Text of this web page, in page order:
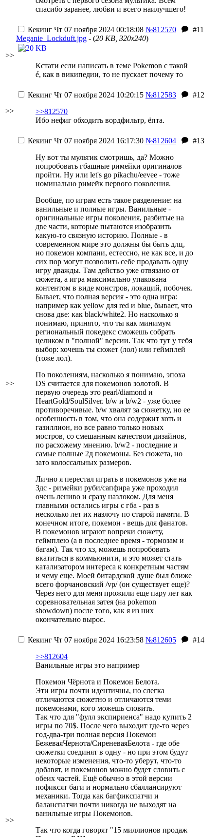
спасибо заранее, любви и всего наилучшего!
>>
Кекинг Чт 07 ноября 2024 00:18:08 №812570
#11
Meganie_Lockduft.jpg - (20 KB, 320x240)
Кстати если написать в теме Pokemon с такой
é, как в википедии, то не пускает почему то
>>
Кекинг Чт 07 ноября 2024 10:20:15 №812583
#12
>>812570
Ибо нефиг обходить вордфильтр, ёпта.
>>
Кекинг Чт 07 ноября 2024 16:17:30 №812604
#13
Ну вот ты мультик смотришь, да? Можно
попробовать гбашные римейки оригиналов
пройти. Ну или let's go pikachu/eevee - тоже
номинально римейк первого поколения.
Вообще, по играм есть такое разделение: на
ванильные и полные игры. Ванильные -
оригинальные игры поколения, разбитые на
две части, которые пытаются изобразить
какую-то связную историю. Полные - в
современном мире это должны бы быть длц,
но покемон компани, естессно, не как все, и до
сих пор могут позволить себе продавать одну
игру дважды. Там действо уже отвязано от
сюжета, а игра максимально упакована
контентом в виде монстров, локаций, побочек.
Бывает, что полная версия - это одна игра:
например как yellow для red и blue, бывает, что
снова две: как black/white2. Но насколько я
понимаю, принято, что ты как минимум
региональный покедекс сможешь собрать
целиком в "полной" версии. Так что тут у тебя
выбор: хочешь ты сюжет (лол) или геймплей
(тоже лол).
По поколениям, насколько я понимаю, эпоха
DS считается для покемонов золотой. В
первую очередь это pearl/diamond и
HeartGold/SoulSilver. b/w и b/w2 - уже более
противоречивые. b/w хвалят за сюжетку, но ее
особенность в том, что она содержит хоть и
газиллион, но все равно только новых
мостров, со смешанным качеством дизайнов,
по расхожему мнению. b/w2 - последние и
самые полные 2д покемоны. Без сюжета, но
зато колоссальных размеров.
Лично я перестал играть в покемонов уже на
3дс - римейки руби/сапфира уже проходил
очень лениво и сразу назлоком. Для меня
главными остались игры с гба - раз в
несколько лет их назлочу по старой памяти. В
конечном итоге, покемон - вещь для фанатов.
В покемонов играют вопреки сюжету,
геймплею (а в последнее время - тормозам и
багам). Так что хз, можешь попробовать
вкатиться в коммьюнити, и это может стать
катализатором интереса к конкретным частям
и чему еще. Моей битардской душе был ближе
всего форчановский /vp/ (он существует еще)?
Через него для меня прожили еще пару лет как
соревновательная затея (на pokemon
showdown) после того, как я из них
окончательно вырос.
>>
Кекинг Чт 07 ноября 2024 16:23:58 №812605
#14
>>812604
Ванильные игры это например
Покемон Чёрнота и Покемон Белота.
Эти игры почти идентичны, но слегка
отличаются сюжетно и отличаются теми
покемонами, кого можешь словить.
Так что для "фулл экспириенса" надо купить 2
игры по 70$. После чего выходит где-то через
год-два-три полная версия Покемон
БежеваяЧернота/СиреневаяБелота - где обе
сюжетки соединят в одну - но при этом будут
некоторые изменения, что-то уберут, что-то
добавят, и покемонов можно будет словить с
обеих частей. Ещё обычно в этой версии
пофиксят баги и нормально сбаллансируют
механики. Тогда как багфикспатчи и
баланспатчи почти никогда не выходят на
ванильные игры Покемонов.
Так что когда говорят "15 миллионов продаж